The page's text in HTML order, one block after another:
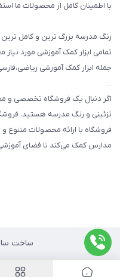
سایر محصولات
با اطمینان کامل از محصولات ما
رنگ مدرسه بزرگ ترین و کامل ترین
تمامی ابزار کمک آموزشی مورد نیاز
جمله ابزار کمک آموزشی
…
اگر دنبال یک فروشگاه تخصصی و
تزئینی و رنگ مدرسه هستید،
فروشگاه با ارائه محصولات متنوع
مدارس کمک می‌کند تا فضای
ساخت